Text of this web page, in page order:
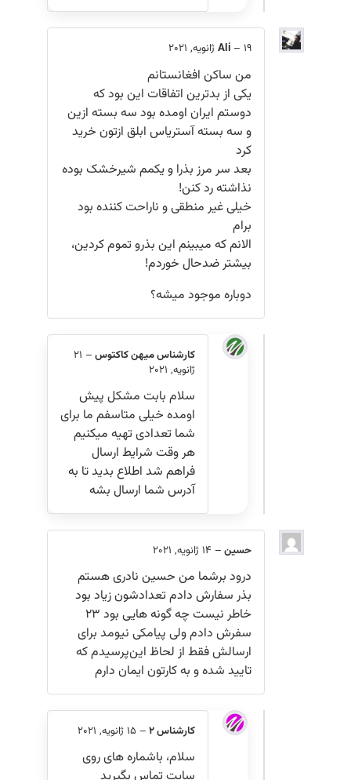
Ali
من ساکن افغانستانم
یکی از بدترین اتفاقات این بود که
دوستم ایران اومده بود سه بسته ازین
و سه بسته آستریاس ابلق ازتون خرید
بعد سر مرز بذرا و یکمم شیرخشک بوده
نذاشته رد کنن!
خیلی غیر منطقی و ناراحت کننده بود
الانم که میبینم این بذرو تموم کردین،
بیشتر ضدحال خوردم!
دوباره موجود میشه؟
کارشناس میهن کاکتوس–
21
ژانویه, 2021
سلام بابت مشکل پیش
اومده خیلی متاسفم ما برای
شما تعدادی تهیه میکنیم
هر وقت شرایط ارسال
فراهم شد اطلاع بدید تا به
آدرس شما ارسال بشه
حسین–14 ژانویه, 2021
درود برشما من حسین نادری هستم
بذر سفارش دادم تعدادشون زیاد بود
خاطر نیست چه گونه هایی بود ۲۳
سفرش دادم ولی پیامکی نیومد برای
ارسالش فقط از لحاظ این‌پرسیدم که
تایید شده و به کارتون ایمان دارم
کارشناس 2 –15 ژانویه, 2021
سلام، باشماره های روی